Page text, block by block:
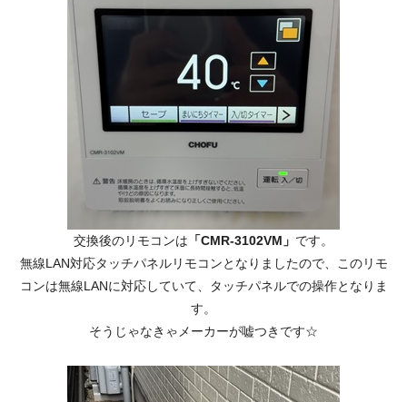
交換後のリモコンは 「CMR-3102VM」 です。
無線LAN対応タッチパネルリモコンとなりましたので、このリモ
コンは無線LANに対応していて、タッチパネルでの操作となりま
す。
そうじゃなきゃメーカーが嘘つきです☆